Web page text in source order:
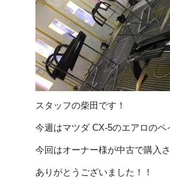
スタッフの柴田です！
今週はマツダ CX-5のエアロのペ
今回はオーナー様が中古で購入
ありがとうございました！！